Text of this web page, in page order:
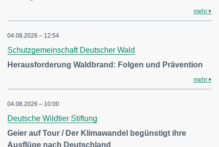
mehr
04.08.2026 – 12:54
Schutzgemeinschaft Deutscher Wald
Herausforderung Waldbrand: Folgen und Prävention
mehr
04.08.2026 – 10:00
Deutsche Wildtier Stiftung
Geier auf Tour / Der Klimawandel begünstigt ihre
Ausflüge nach Deutschland